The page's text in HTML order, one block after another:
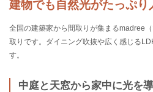
建物でも自然光がたっぷり
全国の建築家から間取りが集まるmadree
取りです。ダイニング吹抜や広く感じる
す。
中庭と天窓から家中に光を